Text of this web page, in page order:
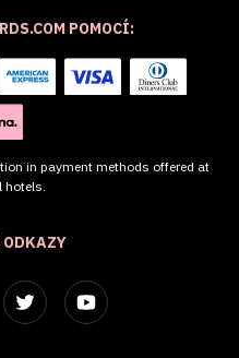
POMOCÍ:
in payment methods offered at
hotels.